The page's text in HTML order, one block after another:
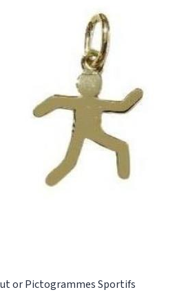
(20mm, 25mm ou
de pendentifs Pictogramme
sports. C'est une
pour des personnes jeunes
sont fabriqués dans
disponibles dès maintenant
Gemmes située au 127 rue
arrondissement de Paris.
vous pouvez nous
or Pictogrammes Sportifs